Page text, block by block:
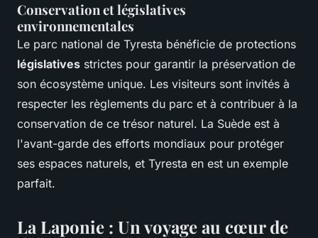
Conservation et législatives
environnementales
Le parc national de Tyresta bénéficie de protections
législatives strictes pour garantir la préservation de
son écosystème unique. Les visiteurs sont invités à
respecter les règlements du parc et à contribuer à la
conservation de ce trésor naturel. La Suède est à
l'avant-garde des efforts mondiaux pour protéger
ses espaces naturels, et Tyresta en est un exemple
parfait.
La Laponie : Un voyage au cœur de